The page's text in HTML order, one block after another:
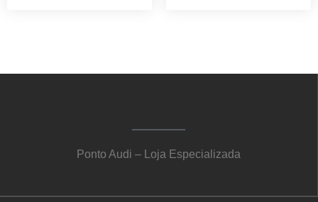
Ponto Audi – Loja Especializada